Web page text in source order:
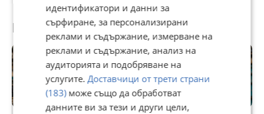
Потребител
Premium
идентификатори и данни за
сърфиране, за персонализирани
реклами и съдържание, измерване на
реклами и съдържание, анализ на
аудиторията и подобряване на
услугите. Доставчици от трети страни
(183)може също да обработват
данните ви за тези и други цели,